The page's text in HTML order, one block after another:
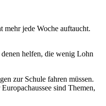
mehr jede Woche auftaucht.
helfen, die wenig Lohn
zur Schule fahren müssen.
sind Themen,